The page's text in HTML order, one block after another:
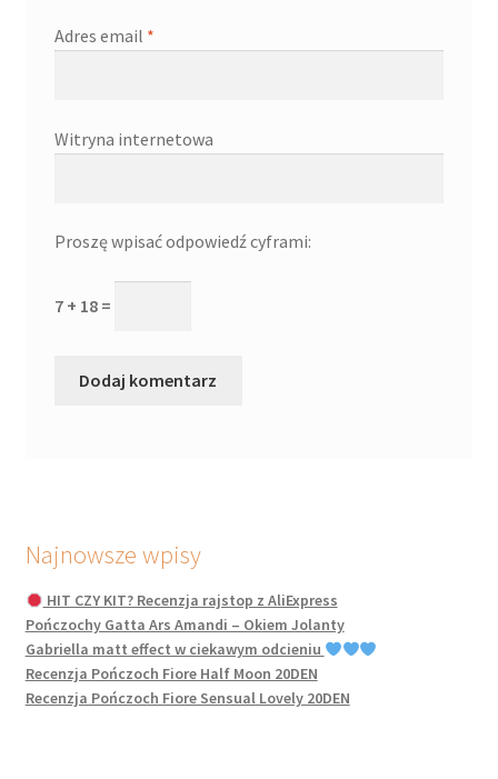
Adres email *
Witryna internetowa
Proszę wpisać odpowiedź cyframi:
7 + 18 =
Najnowsze wpisy
HIT CZY KIT? Recenzja rajstop z AliExpress
Pończochy Gatta Ars Amandi – Okiem Jolanty
Gabriella matt effect w ciekawym odcieniu
Recenzja Pończoch Fiore Half Moon 20DEN
Recenzja Pończoch Fiore Sensual Lovely 20DEN